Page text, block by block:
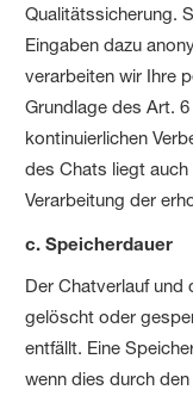
Qualitätssicherung.
Eingaben dazu
verarbeiten wir Ihre
Grundlage des Art.
kontinuierlichen
des Chats liegt
Verarbeitung der
c. Speicherdauer
Der Chatverlauf und
gelöscht oder
entfällt. Eine
wenn dies durch